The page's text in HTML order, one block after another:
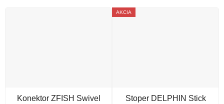
Konektor ZFISH Swivel
AKCIA
Stoper DELPHIN Stick